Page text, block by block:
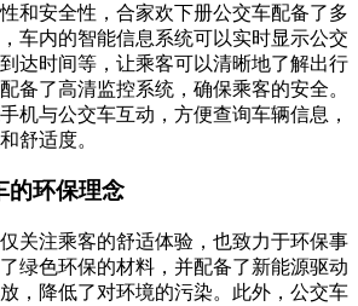
和安全性，合家欢下册公交车配备了多
车内的智能信息系统可以实时显示公交
达时间等，让乘客可以清晰地了解出行
备了高清监控系统，确保乘客的安全。
机与公交车互动，方便查询车辆信息，
舒适度。
的环保理念
关注乘客的舒适体验，也致力于环保事
绿色环保的材料，并配备了新能源驱动
，降低了对环境的污染。此外，公交车